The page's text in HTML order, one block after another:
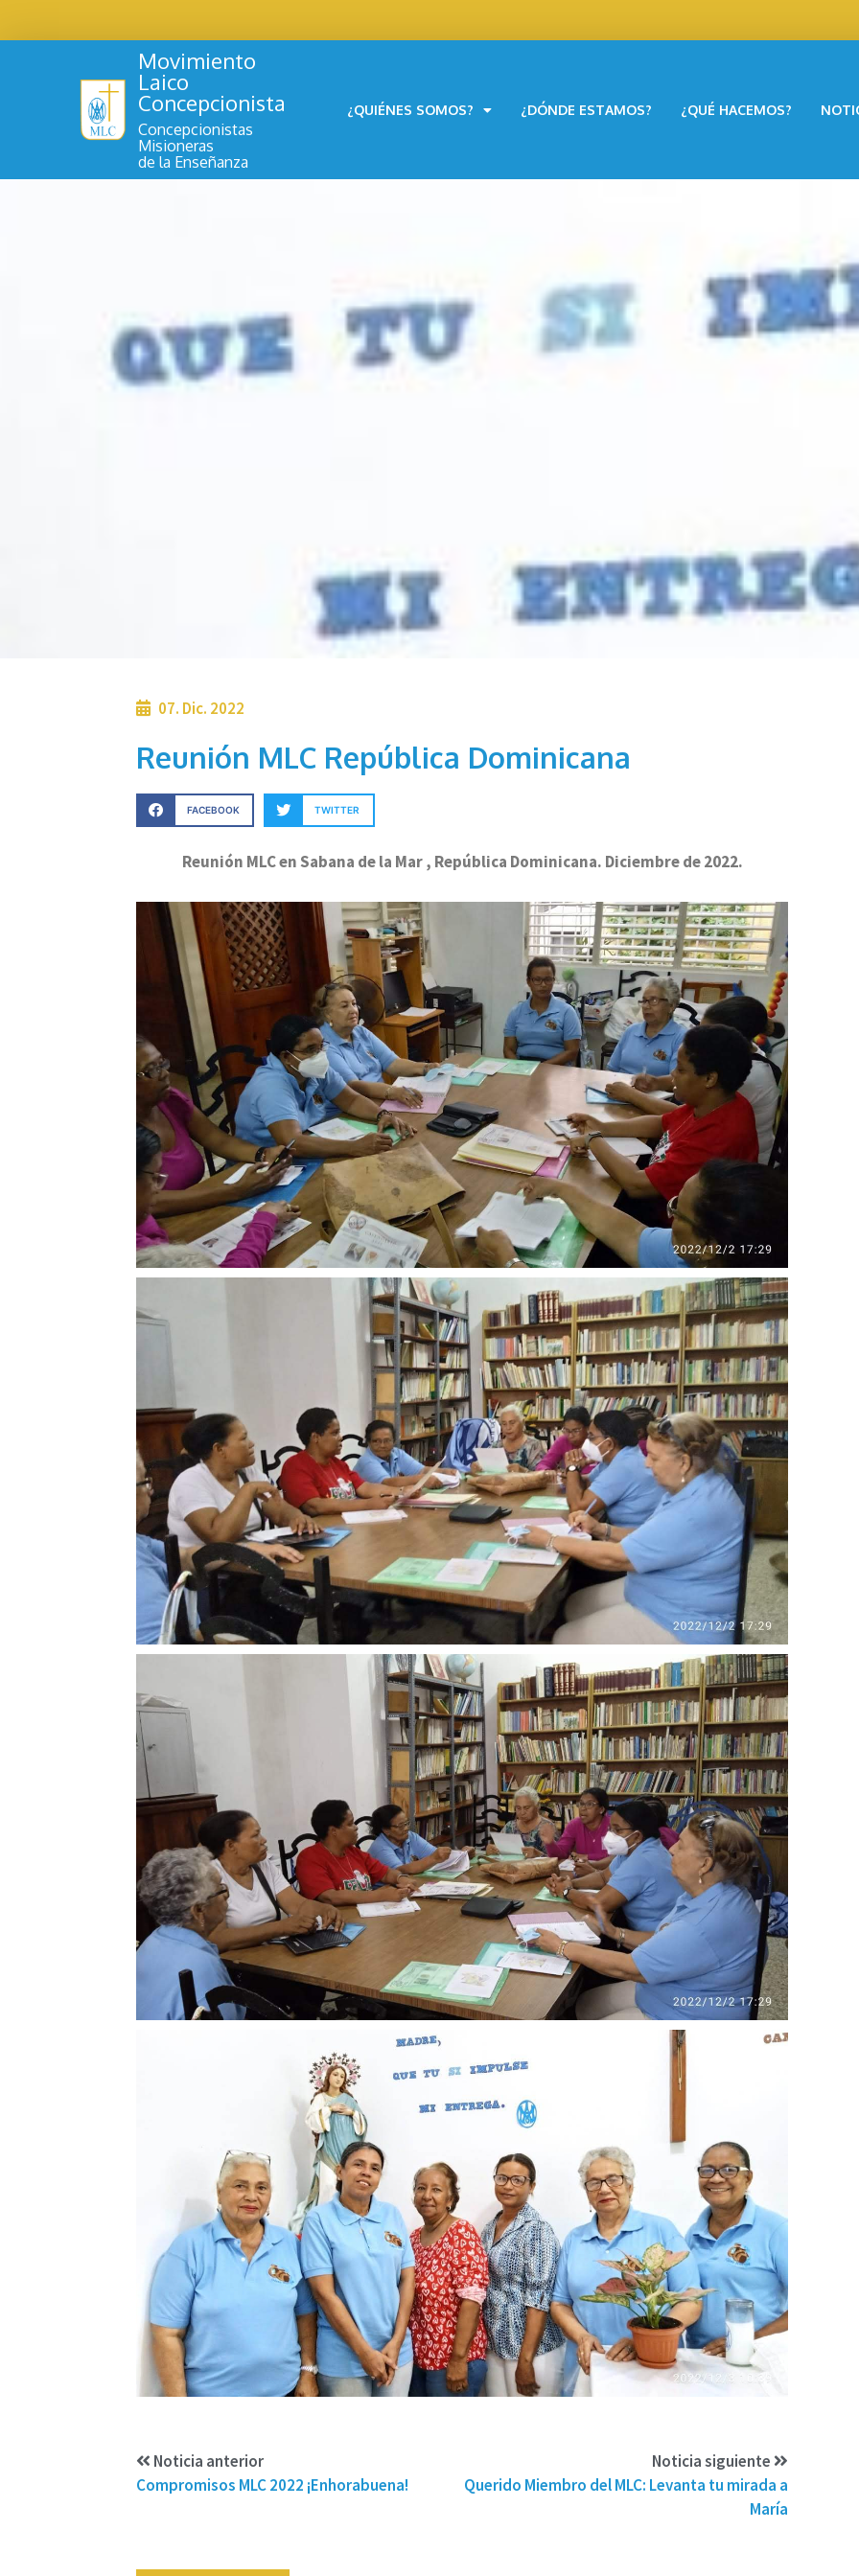
Movimiento
Laico
Concepcionista
Concepcionistas
Misioneras
de la Enseñanza
¿QUIÉNES SOMOS? ¿DÓNDE ESTAMOS? ¿QUÉ HACEMOS?
07. Dic. 2022
Reunión MLC República Dominicana
FACEBOOK TWITTER
Reunión MLC en Sabana de la Mar , República Dominicana. Diciembre de 2022.
Noticia anterior
Compromisos MLC 2022 ¡Enhorabuena!
Noticia siguiente
Querido Miembro del MLC: Levanta tu mirada a
María